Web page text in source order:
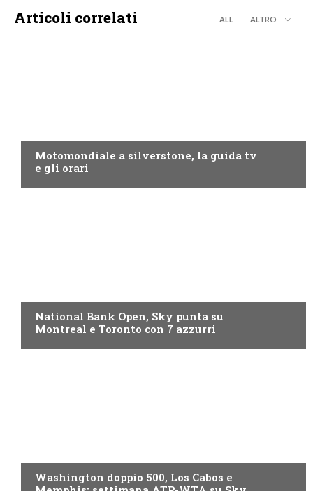
Articoli correlati ALL ALTRO
Motomondiale a silverstone, la guida tv
e gli orari
National Bank Open, Sky punta su
Montreal e Toronto con 7 azzurri
Washington doppio 500, Los Cabos e